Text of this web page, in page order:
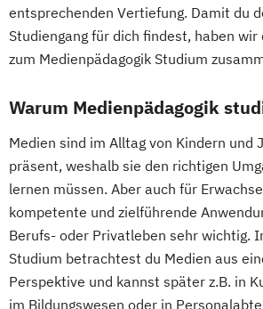
entsprechenden Vertiefung. Damit du
Studiengang für dich findest, haben wir
zum Medienpädagogik Studium
Warum Medienpädagogik
Medien sind im Alltag von Kindern und
präsent, weshalb sie den richtigen
lernen müssen. Aber auch für
kompetente und zielführende
Berufs- oder Privatleben sehr wichtig.
Studium betrachtest du Medien aus
Perspektive und kannst später z.B. in
im Bildungswesen oder in